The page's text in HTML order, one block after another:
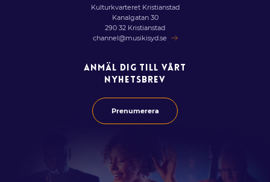
Kulturkvarteret Kristianstad
Kanalgatan 30
290 32 Kristianstad
channel@musikisyd.se
ANMÄL DIG TILL VÅRT
NYHETSBREV
Prenumerera